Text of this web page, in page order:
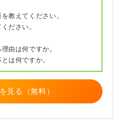
は未定でも御社の環境や事業内
のなかで将来の目標を見つけ達
示すことで、表面的ではない貢
教えてください。
ださい。
由は何ですか。
は何ですか。
見る（無料）